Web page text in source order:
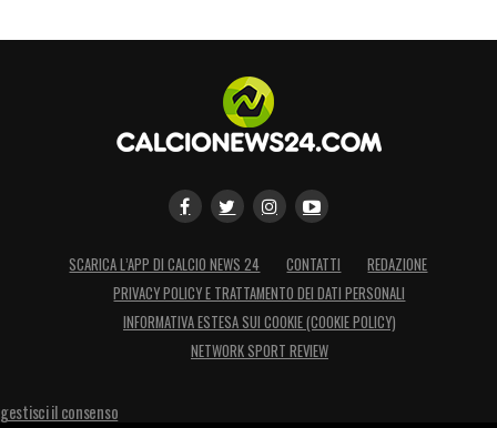
SCARICA L’APP DI CALCIO NEWS 24 CONTATTI
REDAZIONE
PRIVACY POLICY E TRATTAMENTO DEI DATI PERSONALI
INFORMATIVA ESTESA SUI COOKIE (COOKIE POLICY)
NETWORK SPORT REVIEW
gestisci il consenso